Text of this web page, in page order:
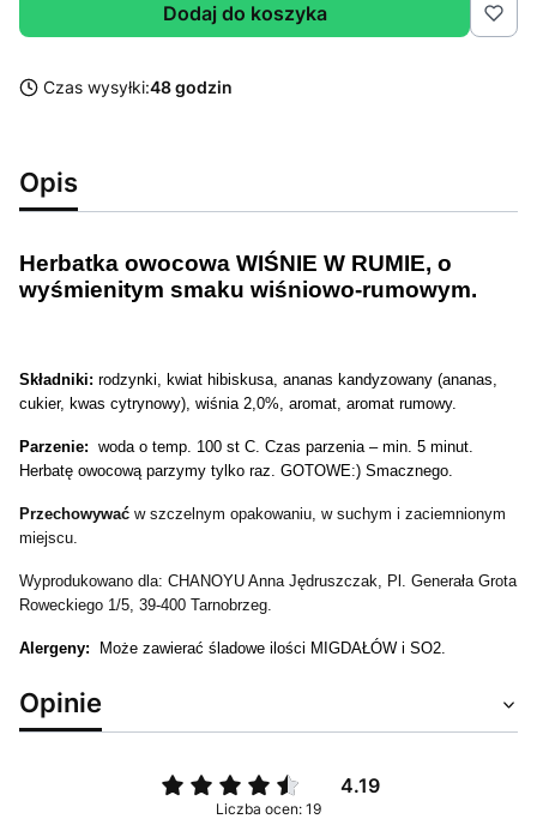
Dodaj do koszyka
Czas wysyłki:48 godzin
Opis
Herbatka owocowa WIŚNIE W RUMIE, o
wyśmienitym smaku wiśniowo-rumowym.
Składniki: rodzynki, kwiat hibiskusa, ananas kandyzowany (ananas,
cukier, kwas cytrynowy), wiśnia 2,0%, aromat, aromat rumowy.
Parzenie: woda o temp. 100 st C. Czas parzenia – min. 5 minut.
Herbatę owocową parzymy tylko raz. GOTOWE:) Smacznego.
Przechowywać w szczelnym opakowaniu, w suchym i zaciemnionym
miejscu.
Wyprodukowano dla: CHANOYU Anna Jędruszczak, Pl. Generała Grota
Roweckiego 1/5, 39-400 Tarnobrzeg.
Alergeny: Może zawierać śladowe ilości MIGDAŁÓW i SO2.
Opinie
4.19
Liczba ocen: 19